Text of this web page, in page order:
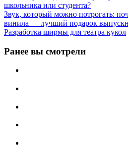
школьника или студента?
Звук, который можно потрогать:
винила — лучший подарок
Разработка ширмы для театра кукол
Ранее вы смотрели